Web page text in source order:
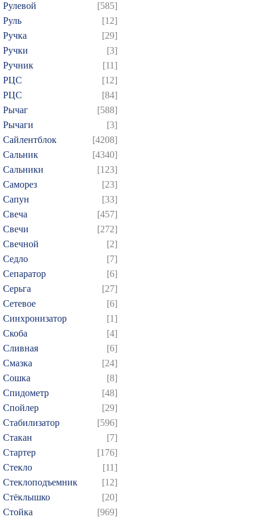
Рулевой
[585]
Руль
[12]
Ручка
[29]
Ручки
[3]
Ручник
[11]
РЦC
[12]
РЦС
[84]
Рычаг
[588]
Рычаги
[3]
Сайлентблок
[4208]
Сальник
[4340]
Сальники
[123]
Саморез
[23]
Сапун
[33]
Свеча
[457]
Свечи
[272]
Свечной
[2]
Седло
[7]
Сепаратор
[6]
Серьга
[27]
Сетевое
[6]
Синхронизатор
[1]
Скоба
[4]
Сливная
[6]
Смазка
[24]
Сошка
[8]
Спидометр
[48]
Спойлер
[29]
Стабилизатор
[596]
Стакан
[7]
Стартер
[176]
Стекло
[11]
Стеклоподъемник
[12]
Стёклышко
[20]
Стойка
[969]